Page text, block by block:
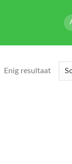
Enig resultaat